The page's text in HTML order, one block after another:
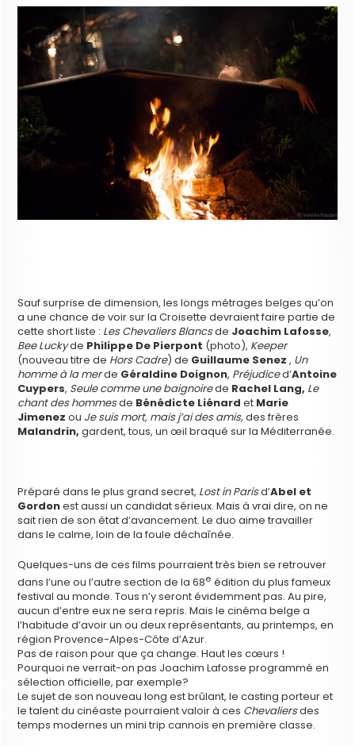
Sauf surprise de dimension, les longs métrages belges qu’on
a une chance de voir sur la Croisette devraient faire partie de
cette short liste : Les Chevaliers Blancsde Joachim Lafosse,
Bee Luckyde Philippe De Pierpont (photo), Keeper
(nouveau titre de Hors Cadre) de Guillaume Senez, Un
homme à la merde Géraldine Doignon, Préjudiced’Antoine
Cuypers, Seule comme une baignoirede Rachel Lang, Le
chant des hommesde Bénédicte Liénard et Marie
Jimenezou Je suis mort, mais j’ai des amis,des frères
Malandrin, gardent, tous, un œil braqué sur la Méditerranée.
Préparé dans le plus grand secret, Lost in Parisd’Abel et
Gordonest aussi un candidat sérieux. Mais à vrai dire, on ne
sait rien de son état d’avancement. Le duo aime travailler
dans le calme, loin de la foule déchaînée.
Quelques-uns de ces films pourraient très bien se retrouver
dans l’une ou l’autre section de la 68e édition du plus fameux
festival au monde. Tous n’y seront évidemment pas. Au pire,
aucun d’entre eux ne sera repris. Mais le cinéma belge a
l’habitude d’avoir un ou deux représentants, au printemps, en
région Provence-Alpes-Côte d’Azur.
Pas de raison pour que ça change. Haut les cœurs !
Pourquoi ne verrait-on pas Joachim Lafosse programmé en
sélection officielle, par exemple?
Le sujet de son nouveau long est brûlant, le casting porteur et
le talent du cinéaste pourraient valoir à ces Chevaliersdes
temps modernes un mini trip cannois en première classe.